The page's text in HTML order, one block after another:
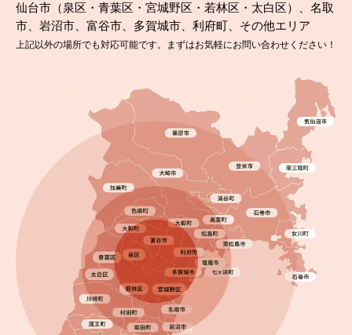
仙台市（泉区・青葉区・宮城野区・若林区・太白区）、名取
市、岩沼市、富谷市、多賀城市、利府町、その他エリア
上記以外の場所でも対応可能です。まずはお気軽にお問い合わせください！